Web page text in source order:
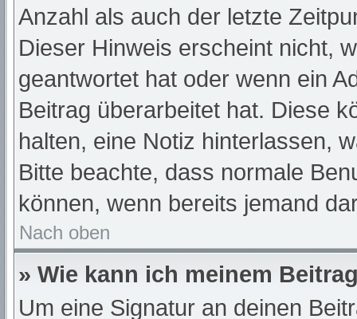
Anzahl als auch der letzte
Dieser Hinweis erscheint nicht,
geantwortet hat oder wenn ein
Beitrag überarbeitet hat. Diese
halten, eine Notiz hinterlassen,
Bitte beachte, dass normale
können, wenn bereits jemand
Nach oben
» Wie kann ich meinem
Um eine Signatur an deinen